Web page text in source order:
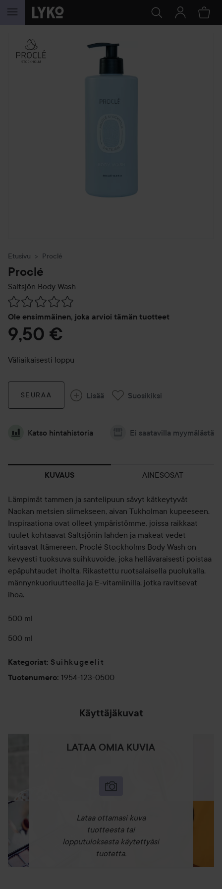
SIIRTYÄ JHK SISÄLTÖÖN
Etusivu Proclé
Proclé
Saltsjön Body Wash
Ole ensimmäinen, joka arvioi tämän tuotteet
Siirtyä jhk Arvosana & kommentit
9,50 €
Väliaikaisesti loppu
SEURAA Lisää Suosikiksi
Katso hintahistoria Ei saatavilla myymälästä
KUVAUS AINESOSAT
Lämpimät tammen ja santelipuun sävyt kätkeytyvät
Nackan metsien siimekseen, aivan Tukholman kupeeseen.
Inspiraationa ovat olleet ympäristömme, joissa raikkaat
tuulet kohtaavat Saltsjönin lahden ja makeat vedet
virtaavat Itämereen. Proclé Stockholms Body Wash on
kevyesti tuoksuva suihkuvoide, joka hellävaraisesti poistaa
epäpuhtaudet iholta. Rikastettu ruotsalaisella puolukalla,
männynkuoriuutteella ja E-vitamiinilla, jotka ravitsevat
ihoa.
500 ml
500 ml
Kategoriat: Suihkugeelit
Tuotenumero: 1954-123-0500
Käyttäjäkuvat
LATAA OMIA KUVIA
Lataa ottamasi kuva
tuotteesta tai
lopputuloksesta käytettyäsi
tuotetta.